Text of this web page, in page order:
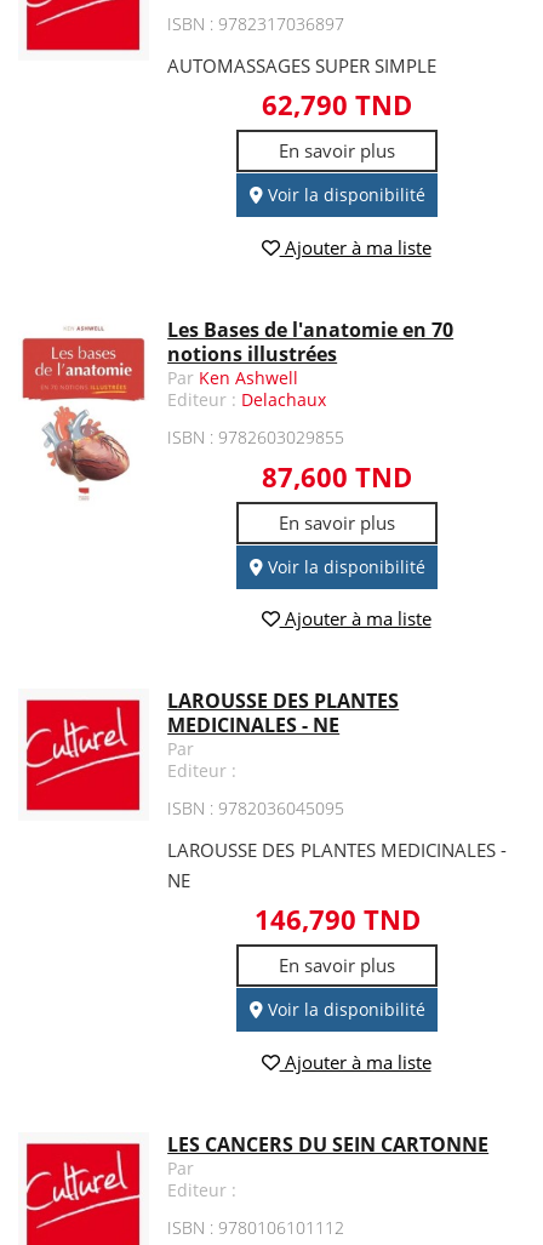
ISBN : 9782317036897
AUTOMASSAGES SUPER SIMPLE
62,790 TND
En savoir plus
Voir la disponibilité
Ajouter à ma liste
Les Bases de l'anatomie en 70
notions illustrées
Par Ken Ashwell
Editeur : Delachaux
ISBN : 9782603029855
87,600 TND
En savoir plus
Voir la disponibilité
Ajouter à ma liste
LAROUSSE DES PLANTES
MEDICINALES - NE
Par
Editeur :
ISBN : 9782036045095
LAROUSSE DES PLANTES MEDICINALES -
NE
146,790 TND
En savoir plus
Voir la disponibilité
Ajouter à ma liste
LES CANCERS DU SEIN CARTONNE
Par
Editeur :
ISBN : 9780106101112